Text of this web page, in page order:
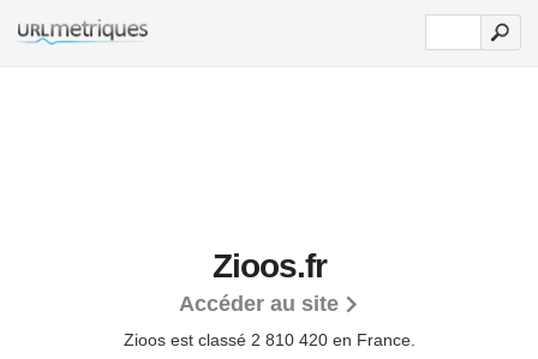
Zioos.fr
Accéder au site
Zioos est classé 2 810 420 en France.